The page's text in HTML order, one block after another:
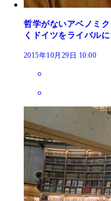
哲学がないアベノミ
くドイツをライバルに
2015年10月29日 10:00